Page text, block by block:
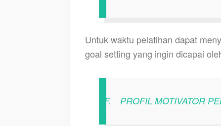
Untuk waktu pelatihan dapat
goal setting yang ingin dicapai
F. PROFIL MOTIVATOR